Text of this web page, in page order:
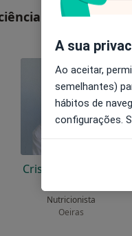
de potássio
Cristina Garagarza
Nutricionista
Oeiras
A sua
Ao aceitar,
semelhantes)
hábitos de
configurações.